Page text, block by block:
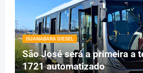
GUANABARA DIESEL
São José será a primeira a
1721 automatizado